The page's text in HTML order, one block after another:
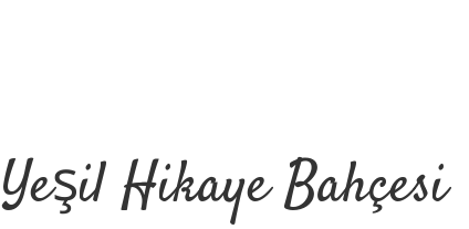
Yeşil Hikaye Bahçesi